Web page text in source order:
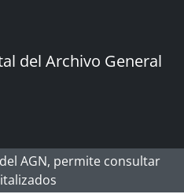
del Archivo General
AGN, permite consultar